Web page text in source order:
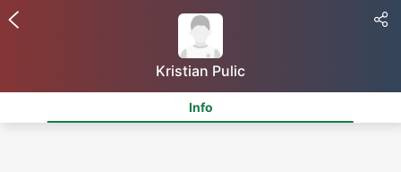
Kristian Pulic
Info